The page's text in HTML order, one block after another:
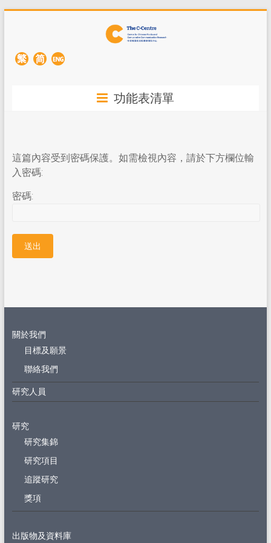
功能表清單
這篇內容受到密碼保護。如需檢視內容，請於下方欄位輸
入密碼:
密碼:
關於我們
目標及願景
聯絡我們
研究人員
研究
研究集錦
研究項目
追蹤研究
獎項
出版物及資料庫